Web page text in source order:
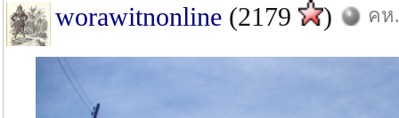
worawitnonline (2179 ) คห